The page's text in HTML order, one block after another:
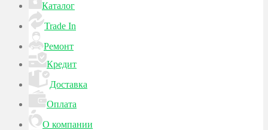
Каталог
Trade In
Ремонт
Кредит
Доставка
Оплата
О компании